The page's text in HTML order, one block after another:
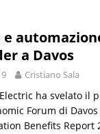
e
a Davos
Cristiano Sala
ha svelato il
Forum di
Benefits Report